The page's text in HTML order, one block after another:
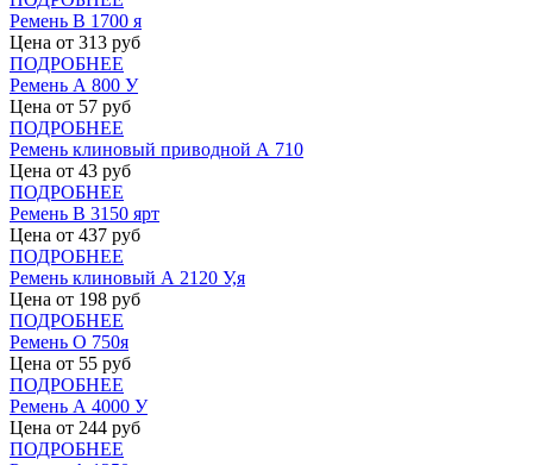
Ремень В 1700 я
Цена от 313 руб
ПОДРОБНЕЕ
Ремень А 800 У
Цена от 57 руб
ПОДРОБНЕЕ
Ремень клиновый приводной А 710
Цена от 43 руб
ПОДРОБНЕЕ
Ремень В 3150 ярт
Цена от 437 руб
ПОДРОБНЕЕ
Ремень клиновый А 2120 У,я
Цена от 198 руб
ПОДРОБНЕЕ
Ремень О 750я
Цена от 55 руб
ПОДРОБНЕЕ
Ремень А 4000 У
Цена от 244 руб
ПОДРОБНЕЕ